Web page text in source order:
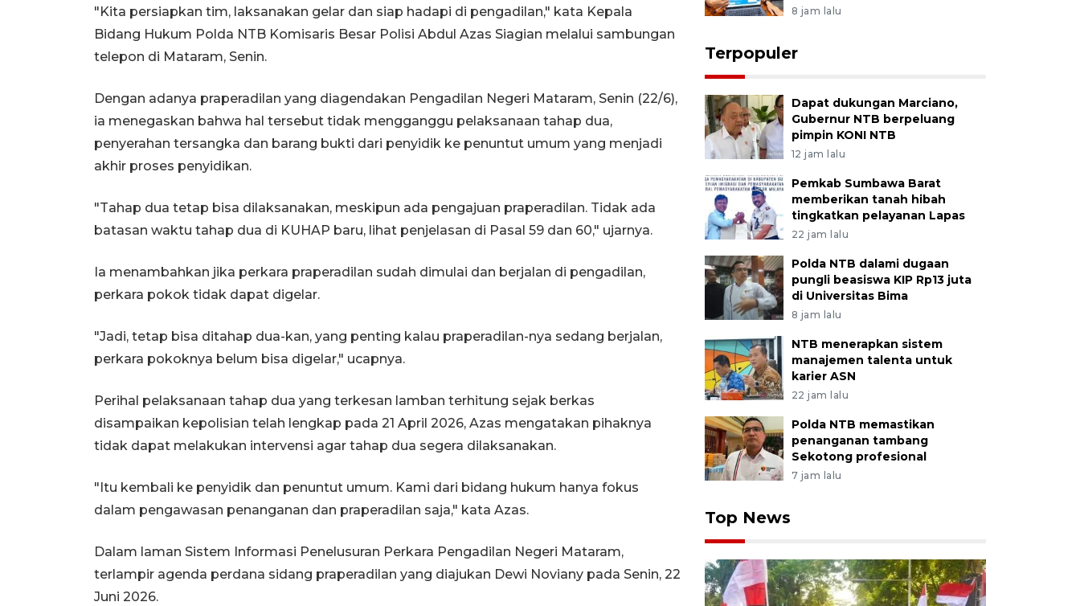
"Kita persiapkan tim, laksanakan gelar dan siap hadapi di pengadilan," kata Kepala
Bidang Hukum Polda NTB Komisaris Besar Polisi Abdul Azas Siagian melalui sambungan
telepon di Mataram, Senin.
Dengan adanya praperadilan yang diagendakan Pengadilan Negeri Mataram, Senin (22/6),
ia menegaskan bahwa hal tersebut tidak mengganggu pelaksanaan tahap dua,
penyerahan tersangka dan barang bukti dari penyidik ke penuntut umum yang menjadi
akhir proses penyidikan.
"Tahap dua tetap bisa dilaksanakan, meskipun ada pengajuan praperadilan. Tidak ada
batasan waktu tahap dua di KUHAP baru, lihat penjelasan di Pasal 59 dan 60," ujarnya.
Ia menambahkan jika perkara praperadilan sudah dimulai dan berjalan di pengadilan,
perkara pokok tidak dapat digelar.
"Jadi, tetap bisa ditahap dua-kan, yang penting kalau praperadilan-nya sedang berjalan,
perkara pokoknya belum bisa digelar," ucapnya.
Perihal pelaksanaan tahap dua yang terkesan lamban terhitung sejak berkas
disampaikan kepolisian telah lengkap pada 21 April 2026, Azas mengatakan pihaknya
tidak dapat melakukan intervensi agar tahap dua segera dilaksanakan.
"Itu kembali ke penyidik dan penuntut umum. Kami dari bidang hukum hanya fokus
dalam pengawasan penanganan dan praperadilan saja," kata Azas.
Dalam laman Sistem Informasi Penelusuran Perkara Pengadilan Negeri Mataram,
terlampir agenda perdana sidang praperadilan yang diajukan Dewi Noviany pada Senin, 22
Juni 2026.
8 jam lalu
Terpopuler
Dapat dukungan Marciano,
Gubernur NTB berpeluang
pimpin KONI NTB
12 jam lalu
Pemkab Sumbawa Barat
memberikan tanah hibah
tingkatkan pelayanan Lapas
22 jam lalu
Polda NTB dalami dugaan
pungli beasiswa KIP Rp13 juta
di Universitas Bima
8 jam lalu
NTB menerapkan sistem
manajemen talenta untuk
karier ASN
22 jam lalu
Polda NTB memastikan
penanganan tambang
Sekotong profesional
7 jam lalu
Top News